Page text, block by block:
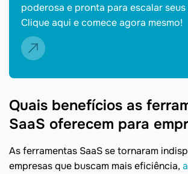
poderosa e pronta para escalar
Clique aqui e comece agora mesmo!
Quais benefícios as
SaaS oferecem para
As ferramentas SaaS se tornaram
empresas que buscam mais eficiência,